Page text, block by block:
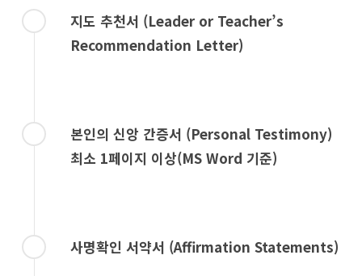
지도 추천서 (Leader or Teacher’s
Recommendation Letter)
본인의 신앙 간증서 (Personal Testimony)
최소 1페이지 이상(MS Word 기준)
사명확인 서약서 (Affirmation Statements)